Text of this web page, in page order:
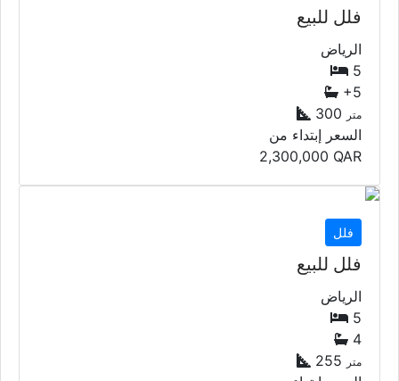
الرياض
+5
300متر
السعر إبتداء من
2,300,000QAR
فلل للبيع
الرياض
4
255متر
السعر إبتداء من
1,800,000QAR